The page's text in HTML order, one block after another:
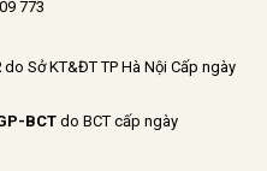
773
do Sở KT&ĐT TP Hà Nội Cấp ngày
BCT do BCT cấp ngày